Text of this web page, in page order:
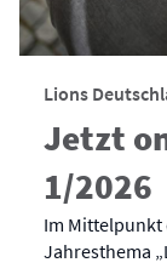
Lions
Jetzt
1/2026
Im Mittelpunkt
Jahresthema